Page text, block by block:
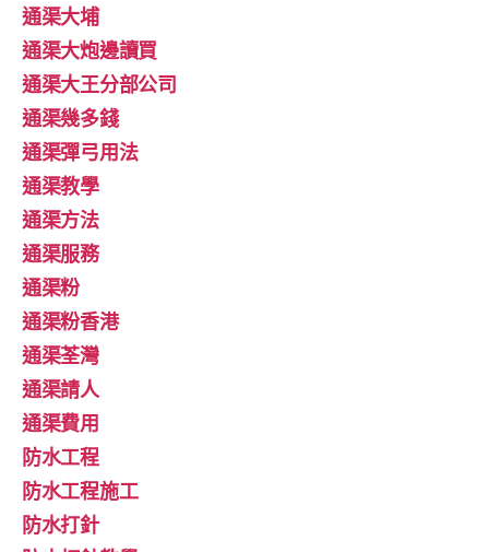
通渠大埔
通渠大炮邊讀買
通渠大王分部公司
通渠幾多錢
通渠彈弓用法
通渠教學
通渠方法
通渠服務
通渠粉
通渠粉香港
通渠荃灣
通渠請人
通渠費用
防水工程
防水工程施工
防水打針